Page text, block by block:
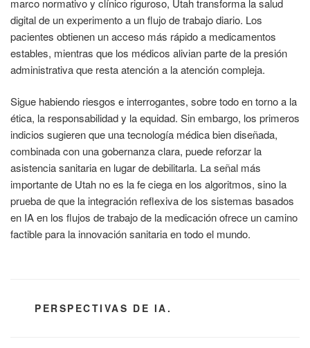
marco normativo y clínico riguroso, Utah transforma la salud
digital de un experimento a un flujo de trabajo diario. Los
pacientes obtienen un acceso más rápido a medicamentos
estables, mientras que los médicos alivian parte de la presión
administrativa que resta atención a la atención compleja.
Sigue habiendo riesgos e interrogantes, sobre todo en torno a la
ética, la responsabilidad y la equidad. Sin embargo, los primeros
indicios sugieren que una tecnología médica bien diseñada,
combinada con una gobernanza clara, puede reforzar la
asistencia sanitaria en lugar de debilitarla. La señal más
importante de Utah no es la fe ciega en los algoritmos, sino la
prueba de que la integración reflexiva de los sistemas basados
en IA en los flujos de trabajo de la medicación ofrece un camino
factible para la innovación sanitaria en todo el mundo.
CATEGORÍAS
PERSPECTIVAS DE IA.